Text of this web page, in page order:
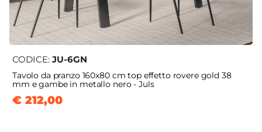
CODICE: JU-6GN
Tavolo da pranzo 160x80 cm top effetto rovere gold 38
mm e gambe in metallo nero - Juls
€ 212,00